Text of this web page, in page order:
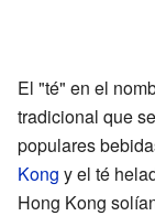
El "té" en el
tradicional que
populares
Kong y el té
Hong Kong